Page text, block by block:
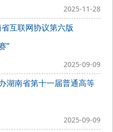
2025-11-28
互联网协议第六版
”
2025-09-09
湖南省第十一届普通高等
2025-09-09